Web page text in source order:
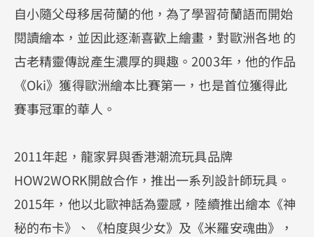
自小隨父母移居荷蘭的他，為了學習荷蘭語而開始
閱讀繪本，並因此逐漸喜歡上繪畫，對歐洲各地 的
古老精靈傳說產生濃厚的興趣。2003年，他的作品
《Oki》獲得歐洲繪本比賽第一，也是首位獲得此
賽事冠軍的華人。
2011年起，龍家昇與香港潮流玩具品牌
HOW2WORK開啟合作，推出一系列設計師玩具。
2015年，他以北歐神話為靈感，陸續推出繪本《神
秘的布卡》、《柏度與少女》及《米羅安魂曲》，